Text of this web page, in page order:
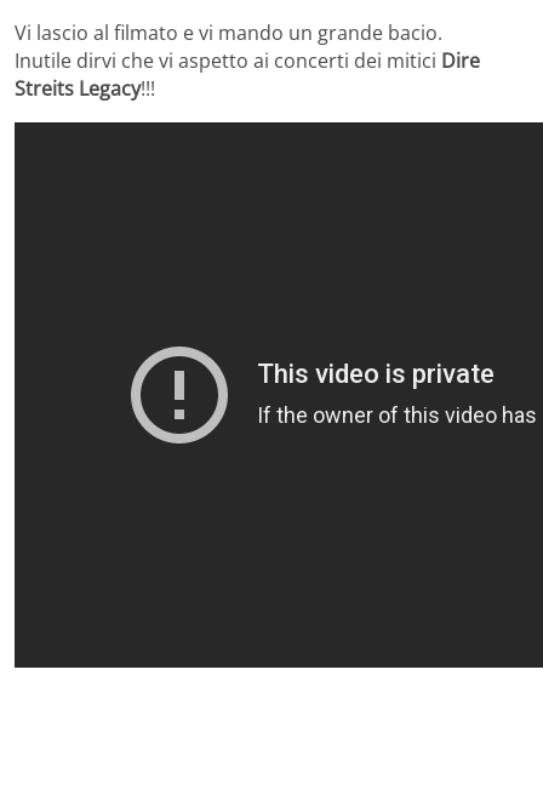
Vi lascio al filmato e vi mando un grande bacio.
Inutile dirvi che vi aspetto ai concerti dei mitici Dire
Streits Legacy!!!